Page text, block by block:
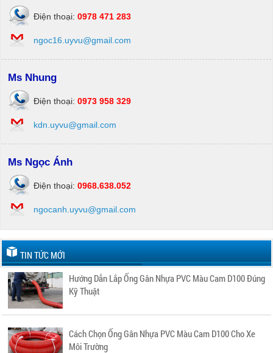
Điện thoại: 0978 471 283
ngoc16.uyvu@gmail.com
Ms Nhung
Điện thoại: 0973 958 329
kdn.uyvu@gmail.com
Ms Ngọc Ánh
Điện thoại: 0968.638.052
ngocanh.uyvu@gmail.com
TIN TỨC MỚI
Hướng Dẫn Lắp Ống Gân Nhựa PVC Màu Cam D100 Đúng
Kỹ Thuật
Cách Chọn Ống Gân Nhựa PVC Màu Cam D100 Cho Xe
Môi Trường